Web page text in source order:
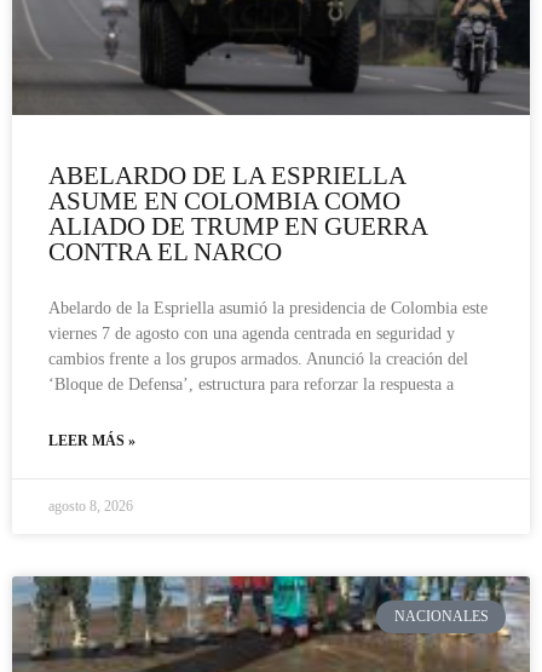
ABELARDO DE LA ESPRIELLA
ASUME EN COLOMBIA COMO
ALIADO DE TRUMP EN GUERRA
CONTRA EL NARCO
Abelardo de la Espriella asumió la presidencia de Colombia este
viernes 7 de agosto con una agenda centrada en seguridad y
cambios frente a los grupos armados. Anunció la creación del
‘Bloque de Defensa’, estructura para reforzar la respuesta a
LEER MÁS »
agosto 8, 2026
NACIONALES